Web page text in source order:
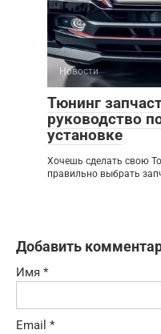
Новости
Тюнинг
руководство
установке
Хочешь сделать свою
правильно выбрать
Добавить
Имя *
Email *